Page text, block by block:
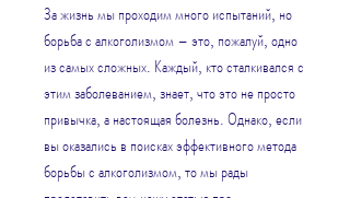
За жизнь мы проходим много испытаний, но
борьба с алкоголизмом – это, пожалуй, одно
из самых сложных. Каждый, кто сталкивался с
этим заболеванием, знает, что это не просто
привычка, а настоящая болезнь. Однако, если
вы оказались в поисках эффективного метода
борьбы с алкоголизмом, то мы рады